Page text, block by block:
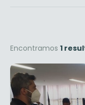
Encontramos 1